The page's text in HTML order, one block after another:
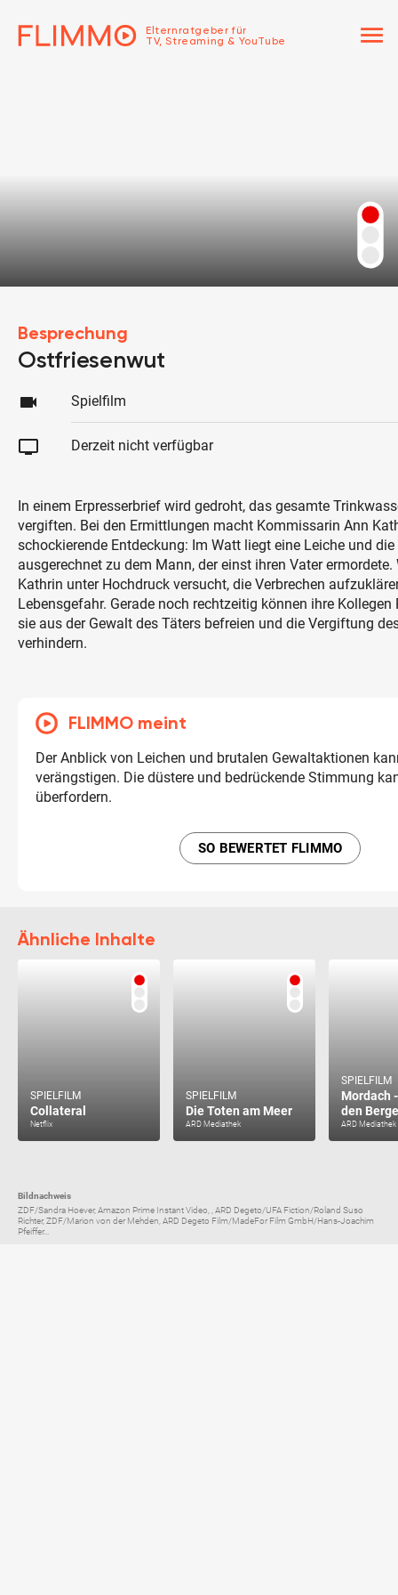
Elternratgeber für
TV, Streaming & YouTube
menu
Besprechung
Ostfriesenwut
videocam Spielfilm
tv Derzeit nicht verfügbar
In einem Erpresserbrief wird gedroht, das gesamte
vergiften. Bei den Ermittlungen macht Kommissarin Ann
schockierende Entdeckung: Im Watt liegt eine Leiche und
ausgerechnet zu dem Mann, der einst ihren Vater ermordete.
Kathrin unter Hochdruck versucht, die Verbrechen
Lebensgefahr. Gerade noch rechtzeitig können ihre Kollegen
sie aus der Gewalt des Täters befreien und die Vergiftung
verhindern.
FLIMMO meint
Der Anblick von Leichen und brutalen Gewaltaktionen
verängstigen. Die düstere und bedrückende Stimmung
überfordern.
SO BEWERTET FLIMMO
Ähnliche Inhalte
SPIELFILM
Collateral
Netflix
SPIELFILM
Die Toten am Meer
ARD Mediathek
SPIELFILM
Mordach
den
ARD Mediathek
Bildnachweis
ZDF/Sandra Hoever, Amazon Prime Instant Video, , ARD Degeto/UFA Fiction/Roland Suso
Richter, ZDF/Marion von der Mehden, ARD Degeto Film/MadeFor Film GmbH/Hans-Joachim
Pfeiffer...